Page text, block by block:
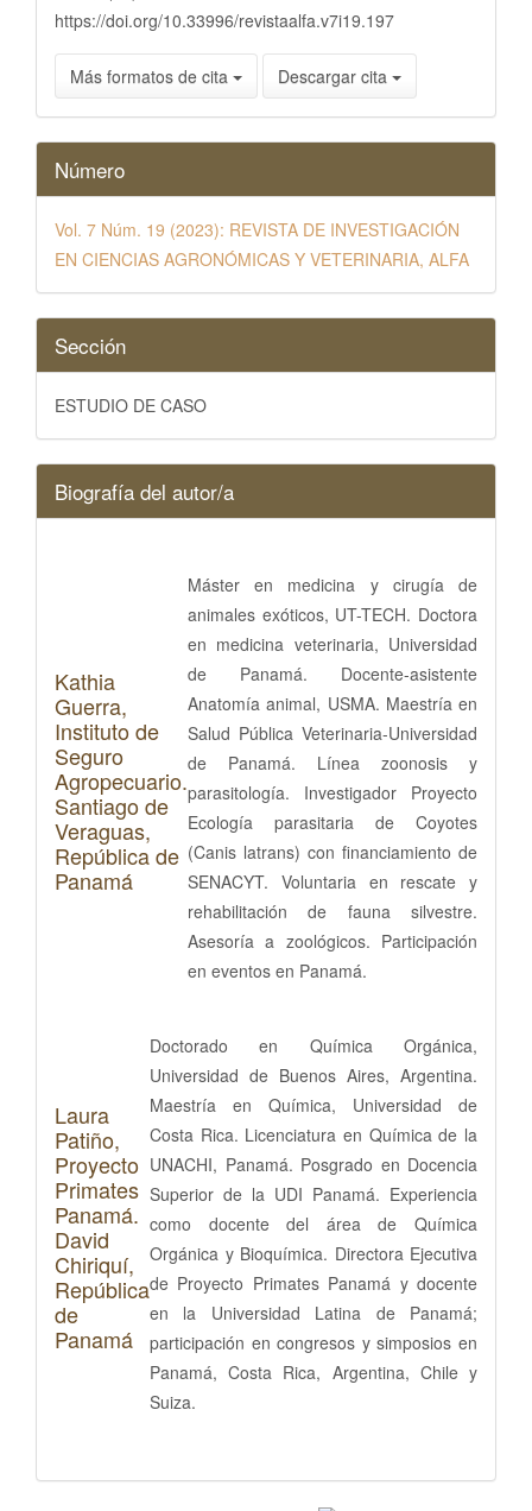
https://doi.org/10.33996/revistaalfa.v7i19.197
Más formatos de cita Descargar cita
Número
Vol. 7 Núm. 19 (2023): REVISTA DE INVESTIGACIÓN
EN CIENCIAS AGRONÓMICAS Y VETERINARIA, ALFA
Sección
ESTUDIO DE CASO
Biografía del autor/a
Kathia
Guerra,
Instituto de
Seguro
Agropecuario.
Santiago de
Veraguas,
República de
Panamá
Máster en medicina y cirugía de
animales exóticos, UT-TECH. Doctora
en medicina veterinaria, Universidad
de Panamá. Docente-asistente
Anatomía animal, USMA. Maestría en
Salud Pública Veterinaria-Universidad
de Panamá. Línea zoonosis y
parasitología. Investigador Proyecto
Ecología parasitaria de Coyotes
(Canis latrans) con financiamiento de
SENACYT. Voluntaria en rescate y
rehabilitación de fauna silvestre.
Asesoría a zoológicos. Participación
en eventos en Panamá.
Laura
Patiño,
Proyecto
Primates
Panamá.
David
Chiriquí,
República
de
Panamá
Doctorado en Química Orgánica,
Universidad de Buenos Aires, Argentina.
Maestría en Química, Universidad de
Costa Rica. Licenciatura en Química de la
UNACHI, Panamá. Posgrado en Docencia
Superior de la UDI Panamá. Experiencia
como docente del área de Química
Orgánica y Bioquímica. Directora Ejecutiva
de Proyecto Primates Panamá y docente
en la Universidad Latina de Panamá;
participación en congresos y simposios en
Panamá, Costa Rica, Argentina, Chile y
Suiza.